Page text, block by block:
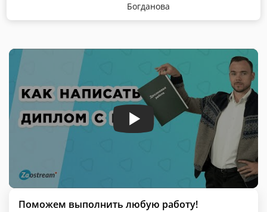
Богданова
Поможем выполнить любую работу!